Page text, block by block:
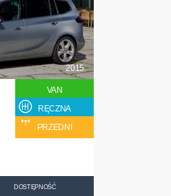
2015
VAN
RĘCZNA
PRZEDNI
DOSTĘPNOŚĆ